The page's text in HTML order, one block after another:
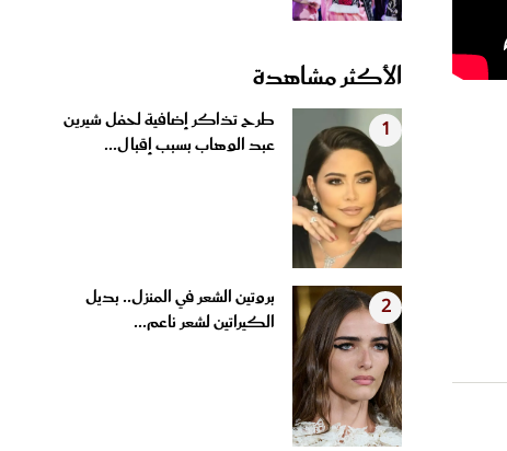
الأكثر مشاهدة
1
طرح تذاكر إضافية لحفل شيرين
عبد الوهاب بسبب إقبال...
2
بروتين الشعر في المنزل.. بديل
الكيراتين لشعر ناعم...